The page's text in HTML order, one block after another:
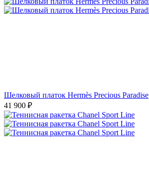
Шелковый платок Hermès Precious Paradise
41 900 ₽